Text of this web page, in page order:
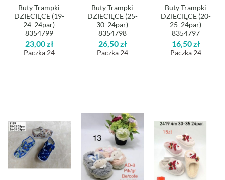
Buty Trampki
DZIECIĘCE (19-
24_24par)
8354799
23,00zł
Paczka 24
Buty Trampki
DZIECIĘCE (25-
30_24par)
8354798
26,50zł
Paczka 24
Buty Trampki
DZIECIĘCE (20-
25_24par)
8354797
16,50zł
Paczka 24